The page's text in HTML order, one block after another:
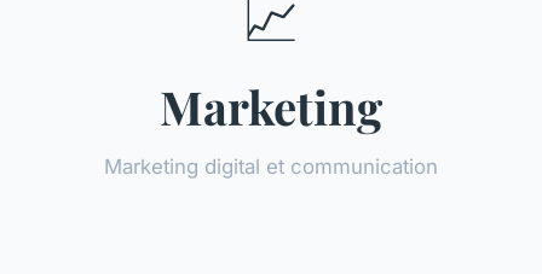
📈
Marketing
Marketing digital et communication